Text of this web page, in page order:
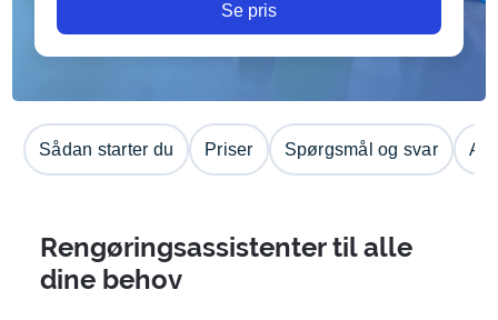
Se pris
Sådan starter du Priser Spørgsmål og svar
Rengøringsassistenter til alle
dine behov